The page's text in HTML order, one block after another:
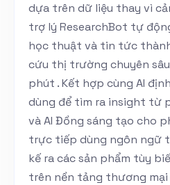
dựa trên dữ liệu thay vì
trợ lý ResearchBot tự
học thuật và tin tức
cứu thị trường chuyên
phút . Kết hợp cùng AI
dùng để tìm ra insight từ
và AI Đồng sáng tạo cho
trực tiếp dùng ngôn ngữ
kế ra các sản phẩm tùy
trên nền tảng thương